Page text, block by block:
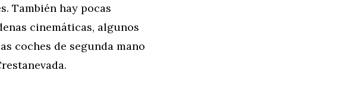
También hay pocas
cinemáticas, algunos
coches de segunda mano